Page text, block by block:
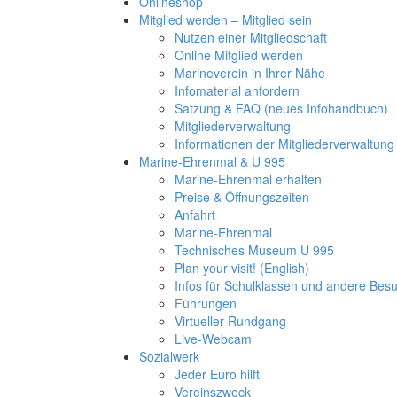
Mitglied werden – Mitglied sein
Nutzen einer Mitgliedschaft
Online Mitglied werden
Marineverein in Ihrer Nähe
Infomaterial anfordern
Satzung & FAQ (neues Infohandbuch)
Mitgliederverwaltung
Informationen der Mitgliederverwaltung
Marine-Ehrenmal & U 995
Marine-Ehrenmal erhalten
Preise & Öffnungszeiten
Anfahrt
Marine-Ehrenmal
Technisches Museum U 995
Plan your visit! (English)
Infos für Schulklassen und andere
Führungen
Virtueller Rundgang
Live-Webcam
Sozialwerk
Jeder Euro hilft
Vereinszweck